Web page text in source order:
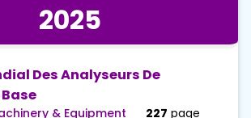
2025
Des Analyseurs De
& Equipment 227 page